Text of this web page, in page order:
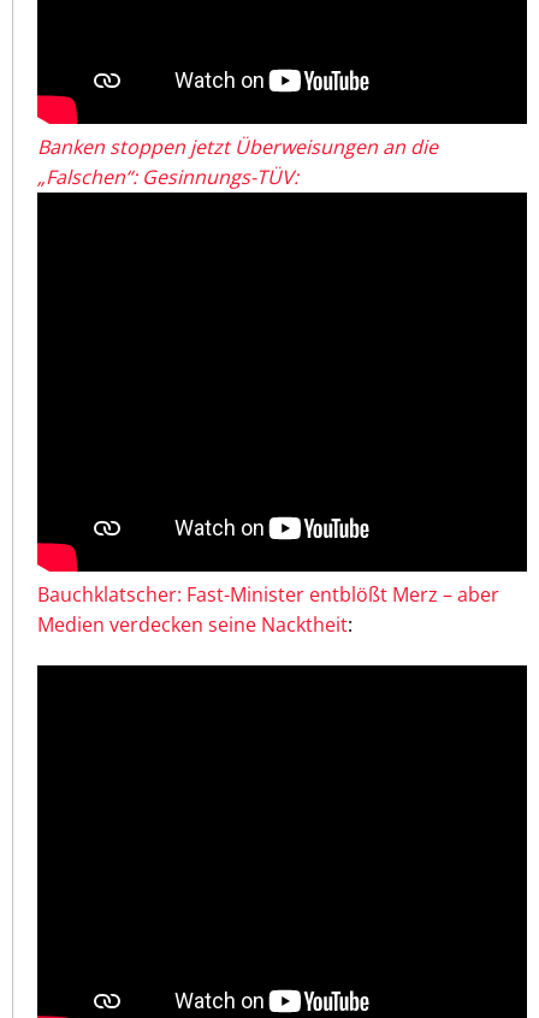
Banken stoppen jetzt Überweisungen an die
„Falschen“: Gesinnungs-TÜV:
Bauchklatscher: Fast-Minister entblößt Merz – aber
Medien verdecken seine Nacktheit: